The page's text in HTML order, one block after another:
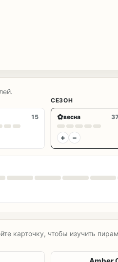
15
СЕЗОН
✿весна
+ −
карточку, чтобы изучить